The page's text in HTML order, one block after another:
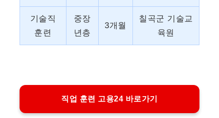
기술직
훈련
중장
년층
3개월
칠곡군 기술교
육원
직업 훈련 고용24 바로가기